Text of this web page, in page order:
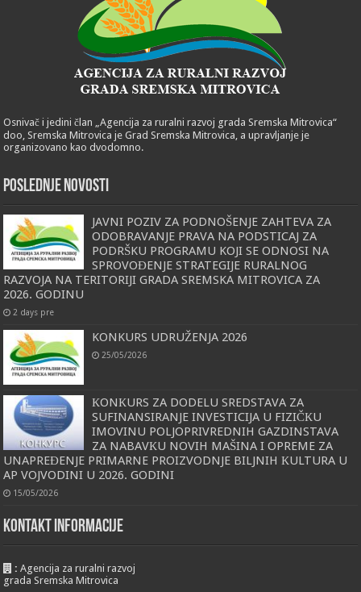
Osnivač i jedini član „Agencija za ruralni razvoj grada Sremska Mitrovica“
doo, Sremska Mitrovica je Grad Sremska Mitrovica, a upravljanje je
organizovano kao dvodomno.
POSLEDNJE NOVOSTI
JAVNI POZIV ZA PODNOŠENJE ZAHTEVA ZA
ODOBRAVANJE PRAVA NA PODSTICAJ ZA
PODRŠKU PROGRAMU KOJI SE ODNOSI NA
SPROVOĐENJE STRATEGIJE RURALNOG
RAZVOJA NA TERITORIJI GRADA SREMSKA MITROVICA ZA
2026. GODINU
2 days pre
KONKURS UDRUŽENJA 2026
25/05/2026
КONКURS ZA DODELU SREDSTAVA ZA
SUFINANSIRANJE INVESTICIJA U FIZIČКU
IMOVINU POLJOPRIVREDNIH GAZDINSTAVA
ZA NABAVКU NOVIH MAŠINA I OPREME ZA
UNAPREĐENJE PRIMARNE PROIZVODNJE BILJNIH КULTURA U
AP VOJVODINI U 2026. GODINI
15/05/2026
KONTAKT INFORMACIJE
:Agencija za ruralni razvoj
grada Sremska Mitrovica